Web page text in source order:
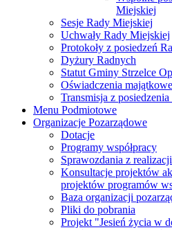
Miejskiej
Sesje Rady Miejskiej
Uchwały Rady Miejskiej
Protokoły z posiedzeń
Dyżury Radnych
Statut Gminy Strzelce
Oświadczenia majątkowe
Transmisja z
Menu Podmiotowe
Organizacje Pozarządowe
Dotacje
Programy współpracy
Sprawozdania z
Konsultacje projektów
projektów programów
Baza organizacji
Pliki do pobrania
Projekt "Jesień życia w